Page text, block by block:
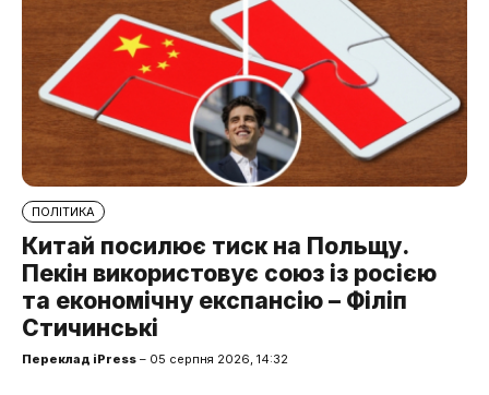
ПОЛІТИКА
Китай посилює тиск на Польщу.
Пекін використовує союз із росією
та економічну експансію – Філіп
Стичинські
Переклад iPress – 05 серпня 2026, 14:32